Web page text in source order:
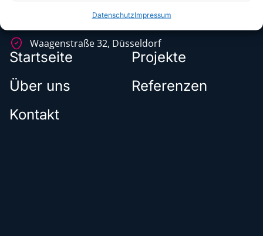
DatenschutzImpressum
info@rumoellergmbh.de
Waagenstraße 32, Düsseldorf
Startseite
Projekte
Über uns
Referenzen
Kontakt